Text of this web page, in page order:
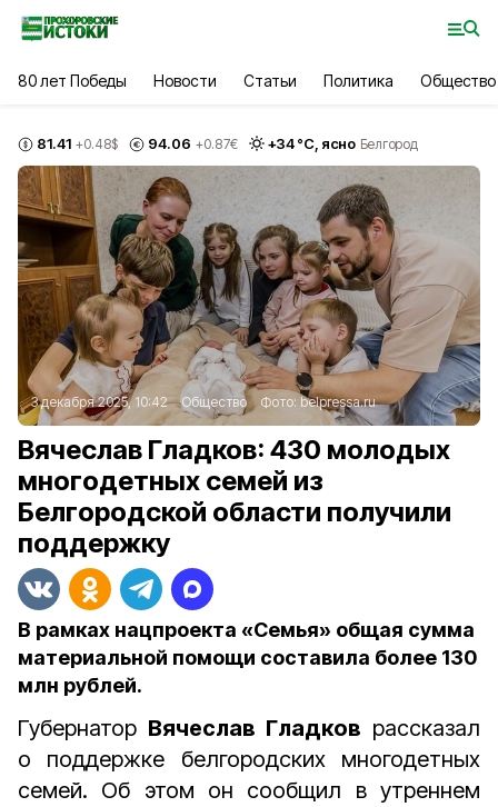
80 лет Победы Новости Статьи Политика Общество
81.41 +0.48$ 94.06 +0.87€ +34°С, ясно Белгород
3 декабря 2025, 10:42 Общество Фото: belpressa.ru
Вячеслав Гладков: 430 молодых
многодетных семей из
Белгородской области получили
поддержку
В рамках нацпроекта «Семья» общая сумма
материальной помощи составила более 130
млн рублей.
Губернатор Вячеслав Гладков рассказал
о поддержке белгородских многодетных
семей. Об этом он сообщил в утреннем